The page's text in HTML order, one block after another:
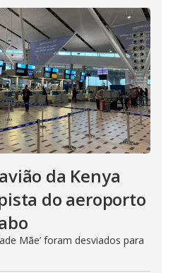
da Kenya
do aeroporto
Mãe’ foram desviados para